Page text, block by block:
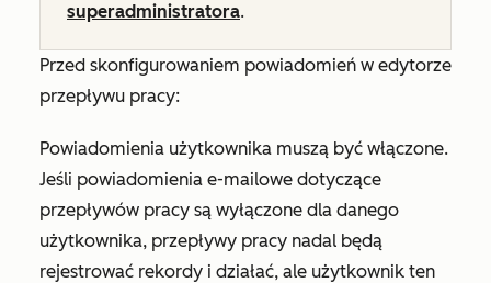
superadministratora.
Przed skonfigurowaniem powiadomień w edytorze
przepływu pracy:
Powiadomienia użytkownika muszą być włączone.
Jeśli powiadomienia e-mailowe dotyczące
przepływów pracy są wyłączone dla danego
użytkownika, przepływy pracy nadal będą
rejestrować rekordy i działać, ale użytkownik ten